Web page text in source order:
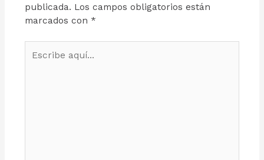
publicada. Los campos obligatorios están
marcados con *